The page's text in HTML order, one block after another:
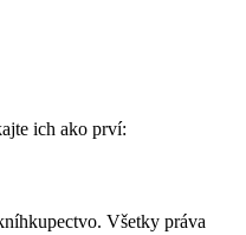
ich ako prví:
Všetky práva